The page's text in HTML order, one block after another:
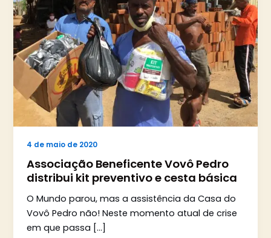
4 de maio de 2020
Associação Beneficente Vovô Pedro
distribui kit preventivo e cesta básica
O Mundo parou, mas a assistência da Casa do
Vovô Pedro não! Neste momento atual de crise
em que passa […]